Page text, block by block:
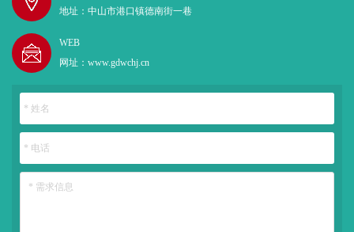
地址：中山市港口镇德南街一巷
WEB
网址：www.gdwchj.cn